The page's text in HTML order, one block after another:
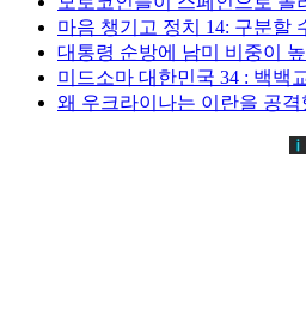
마음 챙기고 정치 14: 구분할
대통령 순방에 남미 비중이
미드소마 대한민국 34 : 백백
왜 우크라이나는 이란을 공격